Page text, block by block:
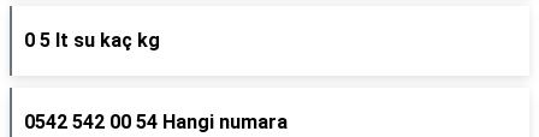
0 5 lt su kaç kg
0542 542 00 54 Hangi numara